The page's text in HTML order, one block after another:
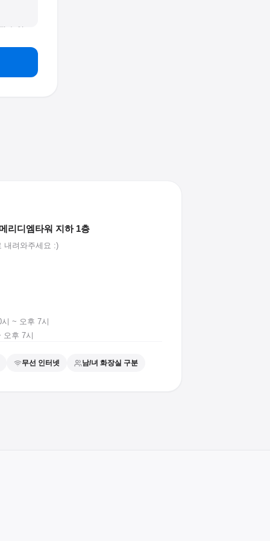
수 있
리디엠타워 지하 1층
내려와주세요 :)
~ 오후 7시
후 7시
무선 인터넷 남/녀 화장실 구분